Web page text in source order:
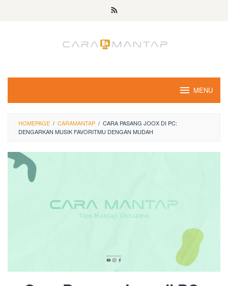
MENU
HOMEPAGE / CARAMANTAP / CARA PASANG JOOX DI PC:
DENGARKAN MUSIK FAVORITMU DENGAN MUDAH